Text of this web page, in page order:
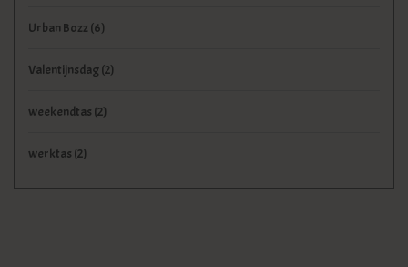
Urban Bozz (6)
Valentijnsdag(2)
weekendtas (2)
werktas (2)